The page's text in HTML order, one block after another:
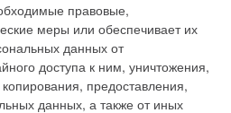
правовые,
меры или обеспечивает их
данных от
доступа к ним, уничтожения,
предоставления,
данных, а также от иных